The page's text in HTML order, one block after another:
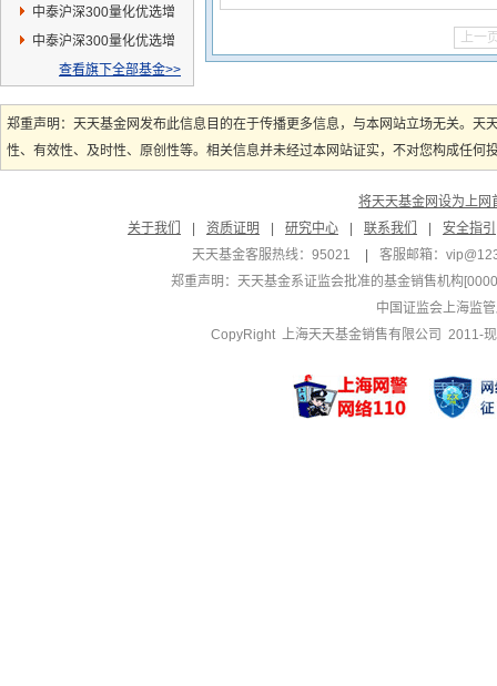
中泰沪深300量化优选增
强A
中泰沪深300量化优选增
查看旗下全部基金>>
上一
郑重声明：天天基金网发布此信息目的在于传播更多信息，与本网站立场无关。
性、有效性、及时性、原创性等。相关信息并未经过本网站证实，不对您构成任
将天天基金网设为上网
关于我们
资质证明 研究中心 联系我们
安全指引
天天基金客服热线：95021
客服邮箱：
郑重声明： 天天基金系证监会批准的基金销售机构
中国证监会上海监
CopyRight 上海天天基金销售有限公司 2011-